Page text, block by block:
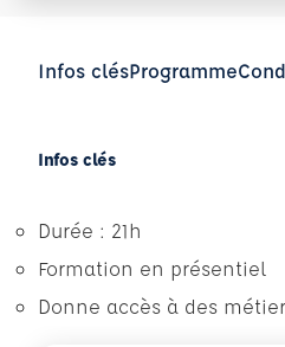
Infos clésProgramme
Infos clés
Durée : 21h
Formation en présentiel
Donne accès à des